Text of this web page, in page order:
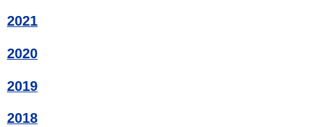
2021
2020
2019
2018